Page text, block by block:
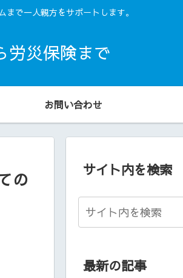
で一人親方をサポートします。
労災保険まで
お問い合わせ
の
サイト内を検索
最新の記事